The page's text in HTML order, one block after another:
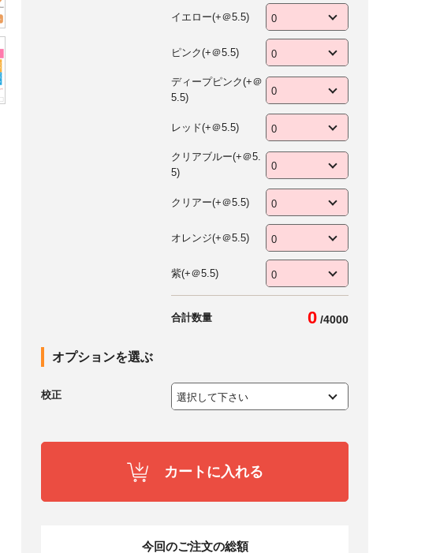
イエロー(+＠5.5)
ピンク(+＠5.5)
ディープピンク(+＠
5.5)
レッド(+＠5.5)
クリアブルー(+＠5.
5)
クリアー(+＠5.5)
オレンジ(+＠5.5)
紫(+＠5.5)
合計数量 0 /4000
オプションを選ぶ
校正
カートに入れる
今回のご注文の総額